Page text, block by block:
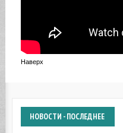
Наверх
НОВОСТИ - ПОСЛЕДНЕЕ